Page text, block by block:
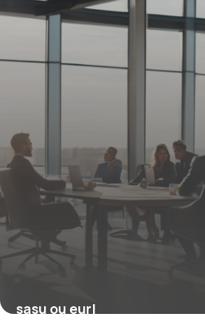
17 avril 2026
sasu ou eurl